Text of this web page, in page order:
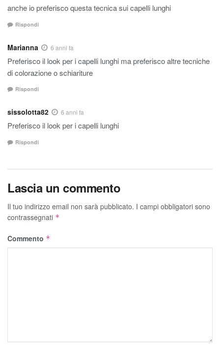
anche io preferisco questa tecnica sui capelli lunghi
Rispondi
Marianna 6 anni fa
Preferisco il look per i capelli lunghi ma preferisco altre tecniche
di colorazione o schiariture
Rispondi
sissolotta82 6 anni fa
Preferisco il look per i capelli lunghi
Rispondi
Lascia un commento
Il tuo indirizzo email non sarà pubblicato. I campi obbligatori sono
contrassegnati *
Commento *